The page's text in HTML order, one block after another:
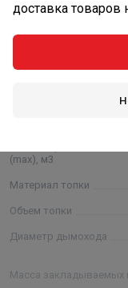
(max), м3
Материал топки
Объем топки
Диаметр дымохода
Масса закладываемых
доставка товаров